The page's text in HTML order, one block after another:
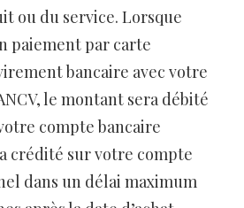
ou du service. Lorsque
paiement par carte
bancaire avec votre
le montant sera débité
compte bancaire
crédité sur votre compte
dans un délai maximum